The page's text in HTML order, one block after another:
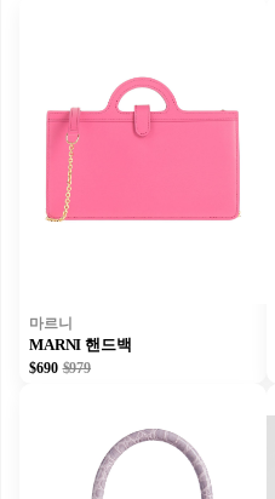
마르니
MARNI 핸드백
$690 $979